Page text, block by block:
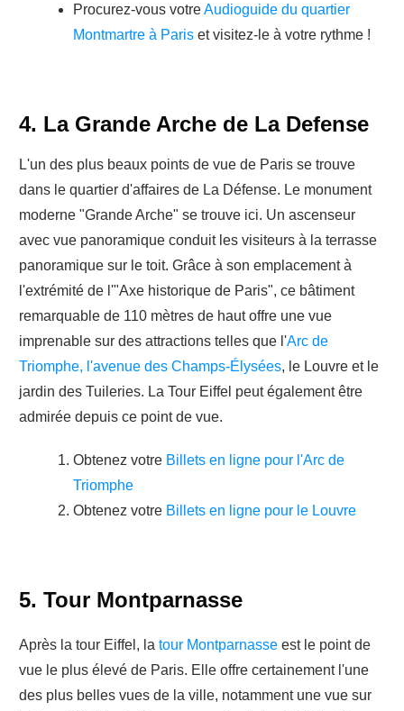
Procurez-vous votreAudioguide du quartier
Montmartre à Paris et visitez-le à votre rythme !
4. La Grande Arche de La Defense
L'un des plus beaux points de vue de Paris se trouve
dans le quartier d'affaires de La Défense. Le monument
moderne "Grande Arche" se trouve ici. Un ascenseur
avec vue panoramique conduit les visiteurs à la terrasse
panoramique sur le toit. Grâce à son emplacement à
l'extrémité de l'"Axe historique de Paris", ce bâtiment
remarquable de 110 mètres de haut offre une vue
imprenable sur des attractions telles que l'Arc de
Triomphe, l'avenue des Champs-Élysées, le Louvre et le
jardin des Tuileries. La Tour Eiffel peut également être
admirée depuis ce point de vue.
Obtenez votre Billets en ligne pour l'Arc de
Triomphe
Obtenez votre Billets en ligne pour le Louvre
5. Tour Montparnasse
Après la tour Eiffel, la tour Montparnasse est le point de
vue le plus élevé de Paris. Elle offre certainement l'une
des plus belles vues de la ville, notamment une vue sur